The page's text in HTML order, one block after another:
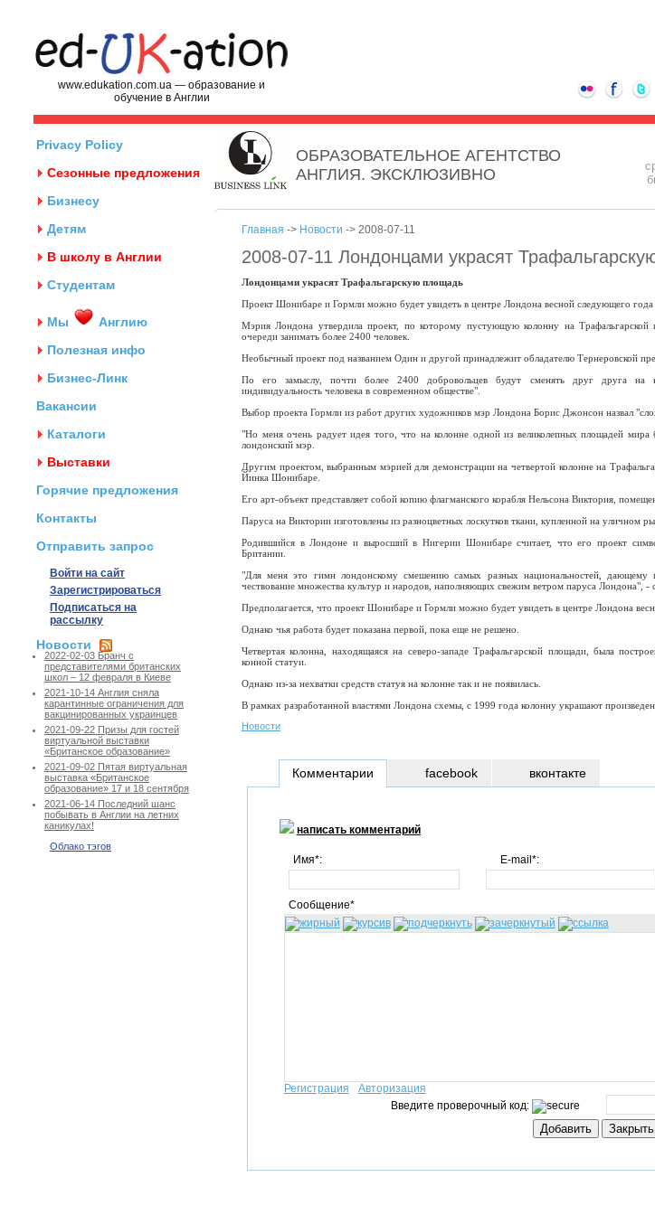
www.edukation.com.ua — образование и
обучение в Англии
Privacy Policy
Сезонные предложения
Бизнесу
Детям
В школу в Англии
Студентам
Мы
Англию
Полезная инфо
Бизнес-Линк
Вакансии
Каталоги
Выставки
Горячие предложения
Контакты
Отправить запрос
Войти на сайт
Зарегистрироваться
Подписаться на
рассылку
Новости
2022-02-03 Бранч с
представителями британских
школ – 12 февраля в Киеве
2021-10-14 Англия сняла
карантинные ограничения для
вакцинированных украинцев
2021-09-22 Призы для гостей
виртуальной выставки
«Британское образование»
2021-09-02 Пятая виртуальная
выставка «Британское
образование» 17 и 18 сентября
2021-06-14 Последний шанс
побывать в Англии на летних
каникулах!
Облако тэгов
ОБРАЗОВАТЕЛЬНОЕ АГЕНТСТВО
АНГЛИЯ. ЭКСКЛЮЗИВНО
Главная -> Новости -> 2008-07-11
2008-07-11 Лондонцами украсят
Лондонцами украсят Трафальгарскую площадь
Проект Шонибаре и Гормли можно будет увидеть в центре Лондона весной следующего года
Мэрия Лондона утвердила проект, по которому пустующую колонну на
очереди занимать более 2400 человек.
Необычный проект под названием Один и другой принадлежит обладателю Тернеровской
По его замыслу, почти более 2400 добровольцев будут сменять друг друга на
индивидуальность человека в современном обществе".
Выбор проекта Гормли из работ других художников мэр Лондона Борис Джонсон назвал
"Но меня очень радует идея того, что на колонне одной из великолепных площадей
лондонский мэр.
Другим проектом, выбранным мэрией для демонстрации на четвертой колонне на
Йинка Шонибаре.
Его арт-объект представляет собой копию флагманского корабля Нельсона Виктория,
Паруса на Виктории изготовлены из разноцветных лоскутков ткани, купленной на уличном
Родившийся в Лондоне и выросший в Нигерии Шонибаре считает, что его проект
Британии.
"Для меня это гимн лондонскому смешению самых разных национальностей,
чествование множества культур и народов, наполняющих свежим ветром паруса Лондона", -
Предполагается, что проект Шонибаре и Гормли можно будет увидеть в центре Лондона
Однако чья работа будет показана первой, пока еще не решено.
Четвертая колонна, находящаяся на северо-западе Трафальгарской площади, была
конной статуи.
Однако из-за нехватки средств статуя на колонне так и не появилась.
В рамках разработанной властями Лондона схемы, с 1999 года колонну украшают
Новости
Комментарии
написать комментарий
Имя*: E-mail*:
Сообщение*
Регистрация
Авторизация
Введите проверочный код:
facebook вконтакте